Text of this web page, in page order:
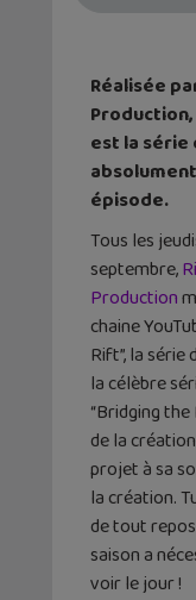
Réalisée
est la
épisode.
Tous les
septembre,
Production
chaine
Rift”, la
la célèbre
“Bridging
de la
projet à sa
la création.
de tout
saison a
voir le jour !